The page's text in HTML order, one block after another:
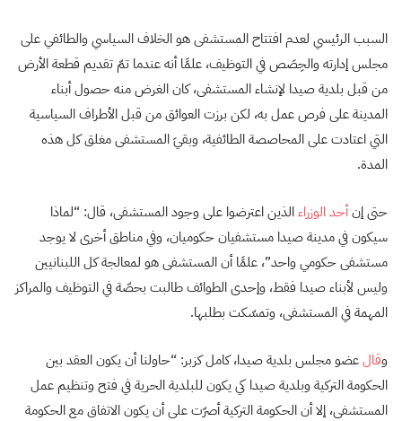
السبب الرئيسي لعدم افتتاح المستشفى هو الخلاف السياسي والطائفي على
مجلس إدارته والحِصَص في التوظيف، علمًا أنه عندما تمّ تقديم قطعة الأرض
من قبل بلدية صيدا لإنشاء المستشفى، كان الغرض منه حصول أبناء
المدينة على فرص عمل به، لكن برزت العوائق من قبل الأطراف السياسية
التي اعتادت على المحاصصة الطائفية، وبقيَ المستشفى مغلق كل هذه
المدة.
حتى إنأحد الوزراءالذين اعترضوا على وجود المستشفى، قال: “لماذا
سيكون في مدينة صيدا مستشفيان حكوميان، وفي مناطق أخرى لا يوجد
مستشفى حكومي واحد”، علمًا أن المستشفى هو لمعالجة كل اللبنانيين
وليس لأبناء صيدا فقط، وإحدى الطوائف طالبت بحصّة في التوظيف والمراكز
المهمة في المستشفى، وتمسّكت بطلبها.
وقالعضو مجلس بلدية صيدا، كامل كزبر: “حاولنا أن يكون العقد بين
الحكومة التركية وبلدية صيدا كي يكون للبلدية الحرية في فتح وتنظيم عمل
المستشفى، إلا أن الحكومة التركية أصرّت على أن يكون الاتفاق مع الحكومة